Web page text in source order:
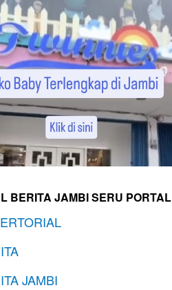
BERITA JAMBI SERU PORTAL
JAMBI